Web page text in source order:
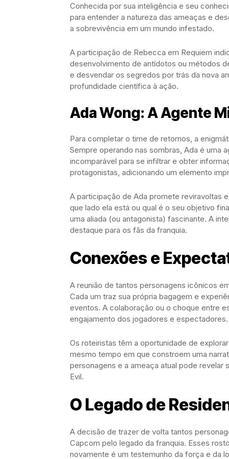
Conhecida por sua inteligência e seu
para entender a natureza das ameaças e
a sobrevivência em um mundo infestado.
A participação de Rebecca em Requiem
desenvolvimento de antídotos ou métodos
e desvendar os segredos por trás da nova
profundidade científica à ação.
Ada Wong: A Agente
Para completar o time de retornos, a
Sempre operando nas sombras, Ada é uma
incomparável para se infiltrar e obter
protagonistas, adicionando um elemento
A participação de Ada promete reviravoltas
que lado ela está ou qual é o seu objetivo
uma aliada (ou antagonista) fascinante. A
destaque para os fãs da franquia.
Conexões e
A reunião de tantos personagens icônicos
Cada um traz sua própria bagagem e
eventos. A colaboração ou o choque entre
engajamento dos jogadores e espectadores.
Os roteiristas têm a oportunidade de
mesmo tempo em que constroem uma
personagens e a ameaça atual pode
Evil.
O Legado de
A decisão de trazer de volta tantos
Capcom pelo legado da franquia. Esses
novamente é um testemunho da força e da